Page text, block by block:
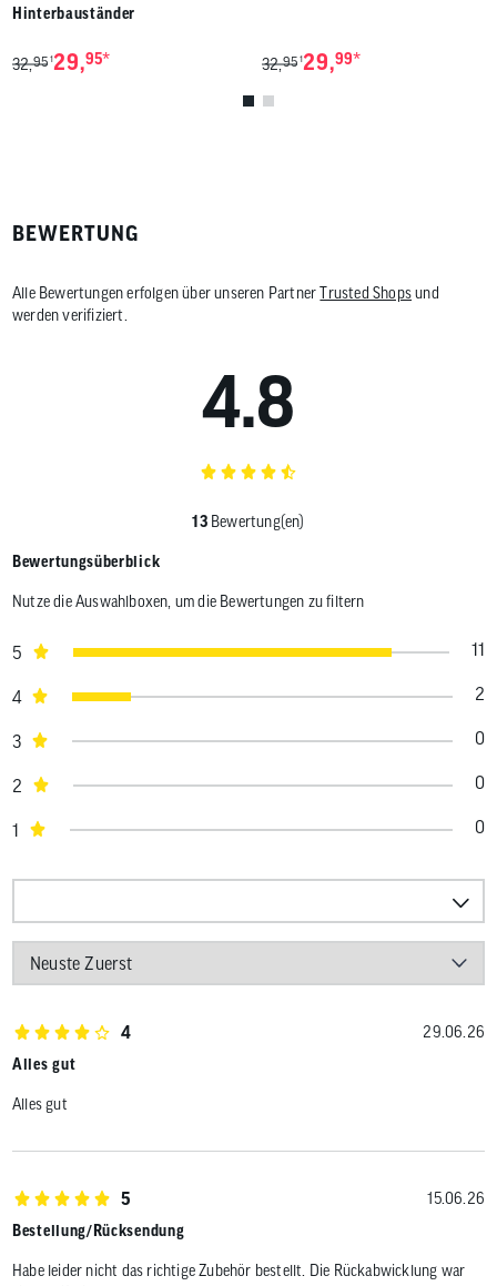
Hinterbauständer
32,95 129,95* 32,95 129,99*
BEWERTUNG
Alle Bewertungen erfolgen über unseren PartnerTrusted Shopsund
werden verifiziert.
4.8
13Bewertung(en)
Bewertungsüberblick
Nutze die Auswahlboxen, um die Bewertungen zu filtern
5 11
4 2
3 0
2 0
1 0
4
29.06.26
Alles gut
Alles gut
5
15.06.26
Bestellung/Rücksendung
Habe leider nicht das richtige Zubehör bestellt. Die Rückabwicklung war